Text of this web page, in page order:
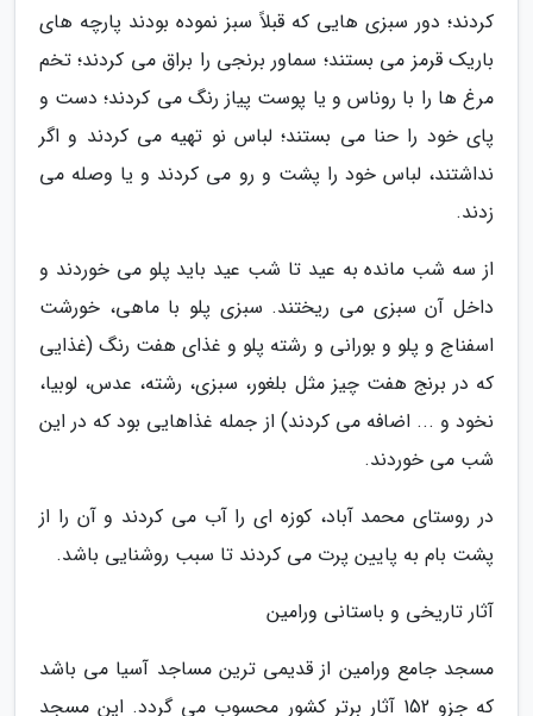
کردند؛ دور سبزی هایی که قبلاً سبز نموده بودند پارچه های
باریک قرمز می بستند؛ سماور برنجی را براق می کردند؛ تخم
مرغ ها را با روناس و یا پوست پیاز رنگ می کردند؛ دست و
پای خود را حنا می بستند؛ لباس نو تهیه می کردند و اگر
نداشتند، لباس خود را پشت و رو می کردند و یا وصله می
زدند.
از سه شب مانده به عید تا شب عید باید پلو می خوردند و
داخل آن سبزی می ریختند. سبزی پلو با ماهی، خورشت
اسفناج و پلو و بورانی و رشته پلو و غذای هفت رنگ (غذایی
که در برنج هفت چیز مثل بلغور، سبزی، رشته، عدس، لوبیا،
نخود و ... اضافه می کردند) از جمله غذاهایی بود که در این
شب می خوردند.
در روستای محمد آباد، کوزه ای را آب می کردند و آن را از
پشت بام به پایین پرت می کردند تا سبب روشنایی باشد.
آثار تاریخی و باستانی ورامین
مسجد جامع ورامین از قدیمی ترین مساجد آسیا می باشد
که جزو 152 آثار برتر کشور محسوب می گردد. این مسجد